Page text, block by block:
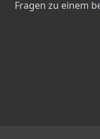
Fragen zu einem